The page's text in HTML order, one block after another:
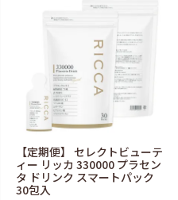
【定期便】 セレクトビューテ
ィー リッカ 330000 プラセン
タ ドリンク スマートパック
30包入